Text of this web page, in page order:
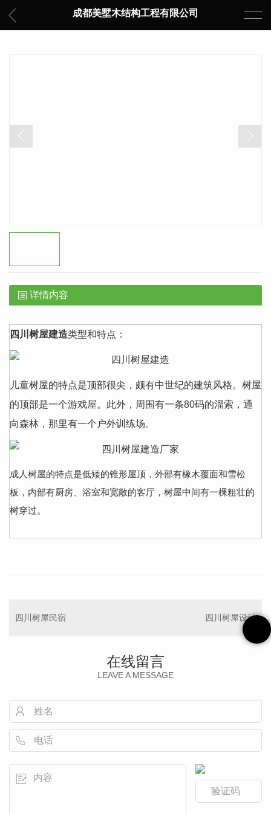
成都美墅木结构工程有限公司
详情内容
四川 树屋建造类型和特点：
儿童树屋的特点是顶部很尖，颇有中世纪的建筑风格。树屋
的顶部是一个游戏屋。此外，周围有一条80码的溜索，通
向森林，那里有一个户外训练场。
成人树屋的特点是低矮的锥形屋顶，外部有橡木覆面和雪松
板，内部有厨房、浴室和宽敞的客厅，树屋中间有一棵粗壮的
树穿过。
四川树屋民宿 四川树屋设计
在线留言
LEAVE A MESSAGE